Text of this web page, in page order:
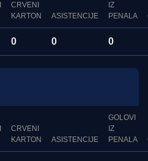
CRVENI
KARTON
ASISTENCIJE
IZ
PENALA
0 0 0
CRVENI
KARTON
ASISTENCIJE
GOLOVI
IZ
PENALA